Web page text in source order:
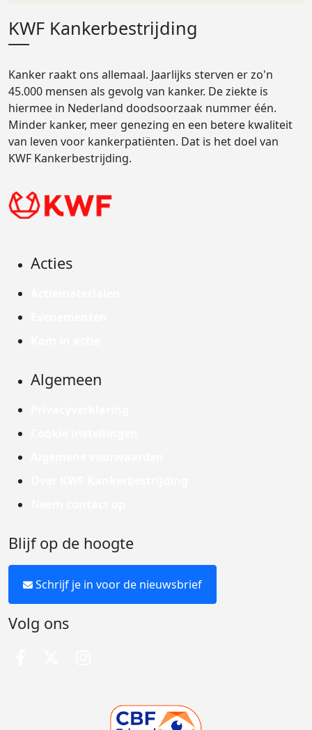
KWF Kankerbestrijding
Kanker raakt ons allemaal. Jaarlijks sterven er zo'n
45.000 mensen als gevolg van kanker. De ziekte is
hiermee in Nederland doodsoorzaak nummer één.
Minder kanker, meer genezing en een betere kwaliteit
van leven voor kankerpatiënten. Dat is het doel van
KWF Kankerbestrijding.
Acties
Algemeen
Blijf op de hoogte
Schrijf je in voor de nieuwsbrief
Volg ons